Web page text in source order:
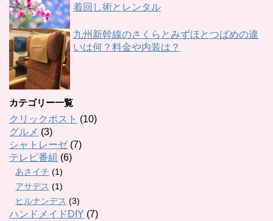
着回し術とレンタル
九州新幹線のさくらとみずほとつばめの違
いは何？料金や内装は？
カテゴリー一覧
クリックポスト (10)
グルメ (3)
シャトレーゼ(7)
テレビ番組 (6)
あさイチ (1)
アサデス (1)
ヒルナンデス (3)
ハンドメイドDIY (7)